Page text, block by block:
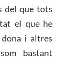
del que tots
el que he
i altres
bastant